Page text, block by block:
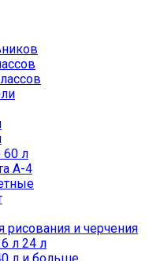
л
А-4
и черчения
л 24 л